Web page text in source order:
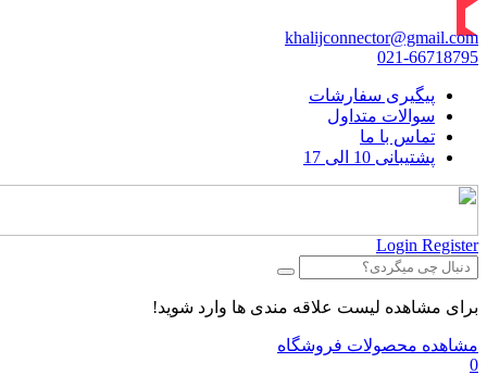
khalijconnector@gmail.com
021-66718795
پیگیری سفارشات
سوالات متداول
تماس با ما
پشتیبانی 10 الی 17
Login Register
برای مشاهده لیست علاقه مندی ها وارد شوید!
مشاهده محصولات فروشگاه
0